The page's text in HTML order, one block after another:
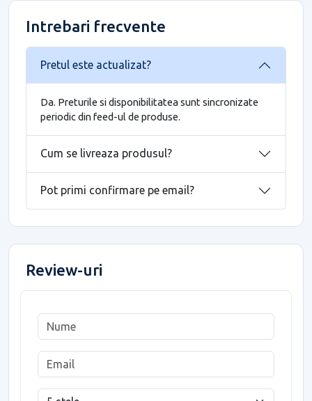
Intrebari frecvente
Pretul este actualizat?
Da. Preturile si disponibilitatea sunt sincronizate
periodic din feed-ul de produse.
Cum se livreaza produsul?
Pot primi confirmare pe email?
Review-uri